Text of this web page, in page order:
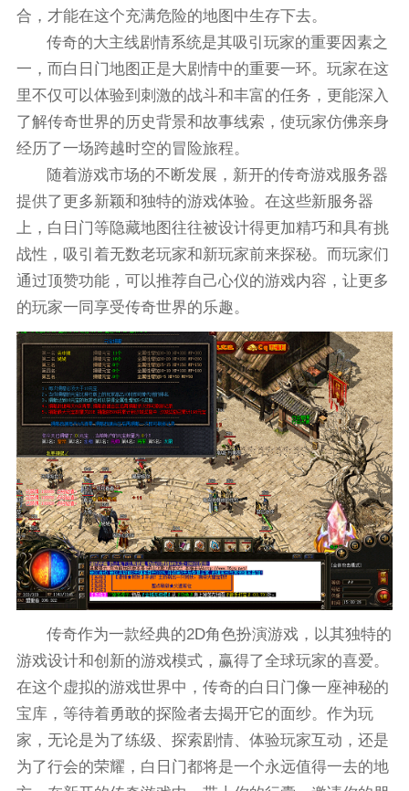
合，才能在这个充满危险的地图中生存下去。
传奇的大主线剧情系统是其吸引玩家的重要因素之
一，而白日门地图正是大剧情中的重要一环。玩家在这
里不仅可以体验到刺激的战斗和丰富的任务，更能深入
了解传奇世界的历史背景和故事线索，使玩家仿佛亲身
经历了一场跨越时空的冒险旅程。
随着游戏市场的不断发展，新开的传奇游戏服务器
提供了更多新颖和独特的游戏体验。在这些新服务器
上，白日门等隐藏地图往往被设计得更加精巧和具有挑
战性，吸引着无数老玩家和新玩家前来探秘。而玩家们
通过顶赞功能，可以推荐自己心仪的游戏内容，让更多
的玩家一同享受传奇世界的乐趣。
传奇作为一款经典的2D角色扮演游戏，以其独特的
游戏设计和创新的游戏模式，赢得了全球玩家的喜爱。
在这个虚拟的游戏世界中，传奇的白日门像一座神秘的
宝库，等待着勇敢的探险者去揭开它的面纱。作为玩
家，无论是为了练级、探索剧情、体验玩家互动，还是
为了行会的荣耀，白日门都将是一个永远值得一去的地